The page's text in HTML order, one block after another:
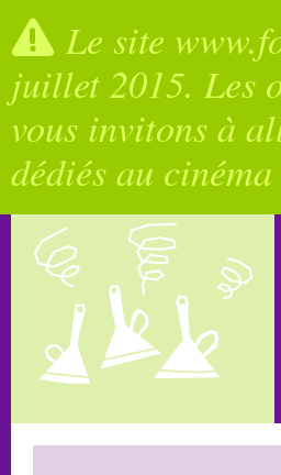
Le site
juillet 2015. Les
vous invitons à
dédiés au